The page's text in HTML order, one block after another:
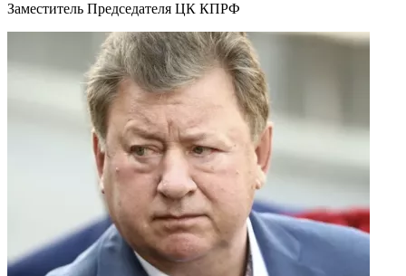
Заместитель Председателя ЦК КПРФ